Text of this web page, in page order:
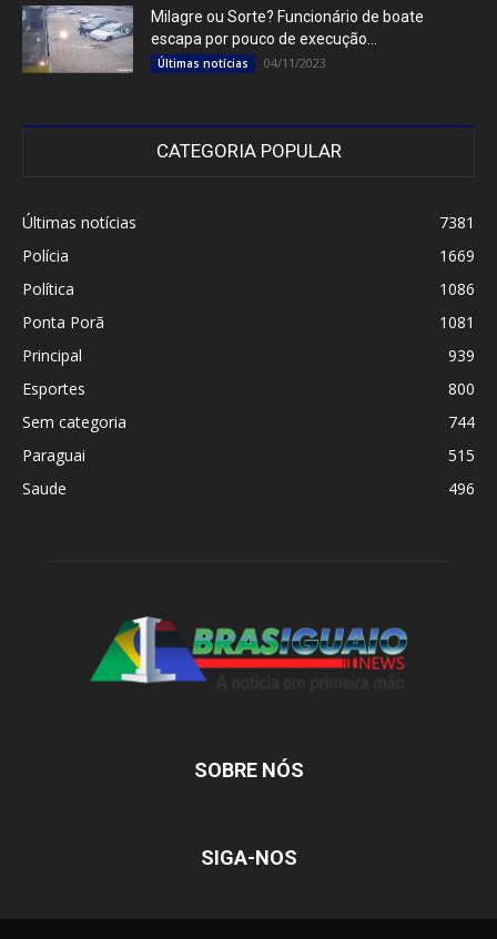
Milagre ou Sorte? Funcionário de boate
escapa por pouco de execução...
Últimas notícias 04/11/2023
CATEGORIA POPULAR
Últimas notícias
7381
Polícia
1669
Política
1086
Ponta Porã
1081
Principal
939
Esportes
800
Sem categoria
744
Paraguai
515
Saude
496
SOBRE NÓS
SIGA-NOS